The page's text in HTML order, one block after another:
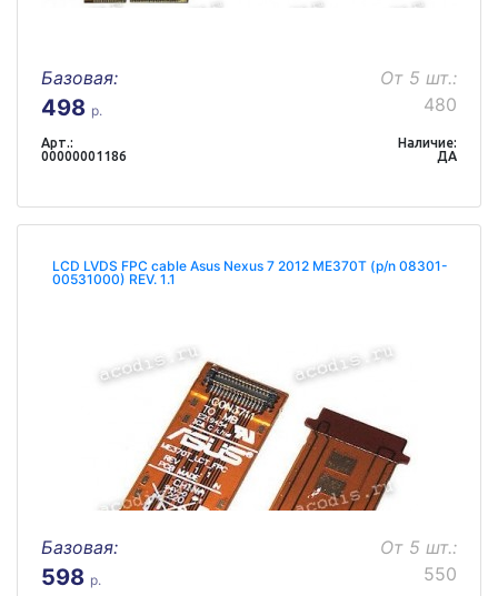
Базовая:
498 р.
От 5 шт.:
480
Арт.:
00000001186
Наличие:
ДА
LCD LVDS FPC cable Asus Nexus 7 2012 ME370T (p/n 08301-
00531000) REV. 1.1
Базовая:
598 р.
От 5 шт.:
550